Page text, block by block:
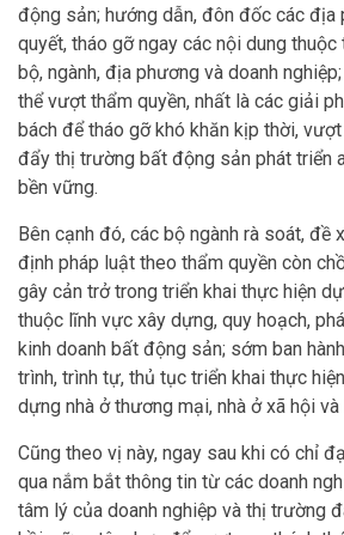
động sản; hướng dẫn, đôn đốc các địa
quyết, tháo gỡ ngay các nội dung
bộ, ngành, địa phương và doanh
thể vượt thẩm quyền, nhất là các giải
bách để tháo gỡ khó khăn kịp thời,
đẩy thị trường bất động sản phát triển
bền vững.
Bên cạnh đó, các bộ ngành rà soát, đề
định pháp luật theo thẩm quyền còn
gây cản trở trong triển khai thực hiện
thuộc lĩnh vực xây dựng, quy hoạch,
kinh doanh bất động sản; sớm ban
trình, trình tự, thủ tục triển khai thực
dựng nhà ở thương mại, nhà ở xã hội và
Cũng theo vị này, ngay sau khi có chỉ
qua nắm bắt thông tin từ các doanh
tâm lý của doanh nghiệp và thị trường